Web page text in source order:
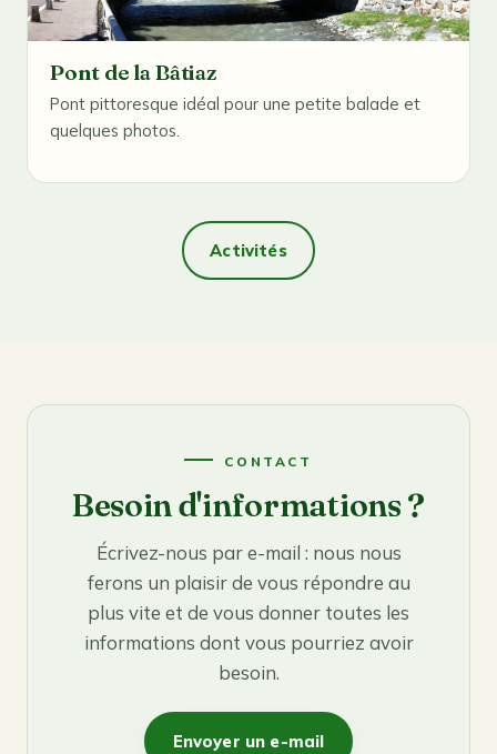
Pont de la Bâtiaz
Pont pittoresque idéal pour une petite balade et
quelques photos.
Activités
CONTACT
Besoin d'informations ?
Écrivez-nous par e-mail : nous nous
ferons un plaisir de vous répondre au
plus vite et de vous donner toutes les
informations dont vous pourriez avoir
besoin.
Envoyer un e-mail